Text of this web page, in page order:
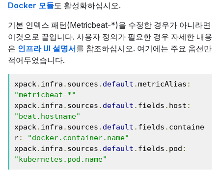
Docker 모듈도 활성화하십시오.
기본 인덱스 패턴(Metricbeat-*)을 수정한 경우가 아니라면
이것으로 끝입니다. 사용자 정의가 필요한 경우 자세한 내용
은 인프라 UI 설명서를 참조하십시오. 여기에는 주요 옵션만
적어두었습니다.
xpack . infra . sources . default .metricAlias :
"metricbeat-*"
xpack . infra . sources . default . fields . host :
"beat.hostname"
xpack . infra . sources . default . fields . containe
r:
"docker.container.name"
xpack . infra . sources . default . fields . pod :
"kubernetes.pod.name"